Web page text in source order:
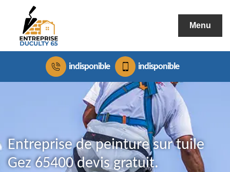
Menu
indisponible indisponible
Entreprise de peinture sur tuile
Gez 65400 devis gratuit.